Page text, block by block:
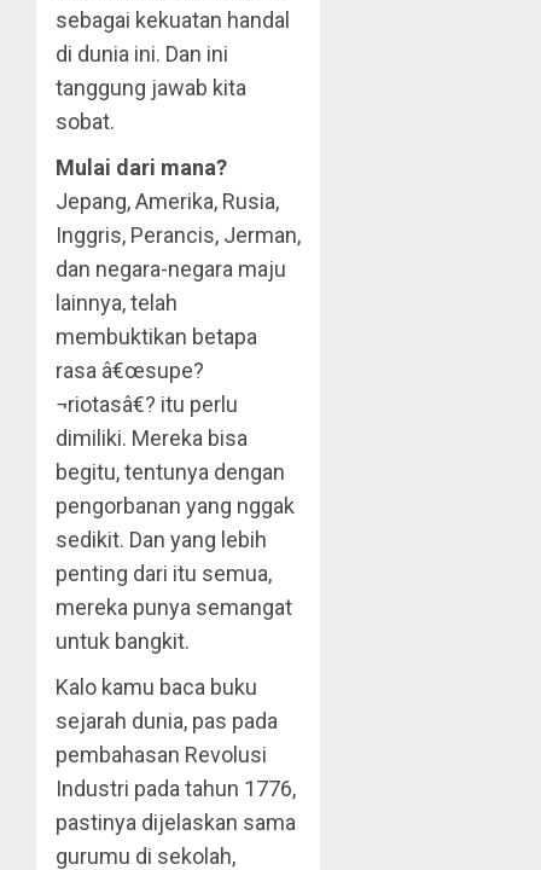
sebagai kekuatan handal
di dunia ini. Dan ini
tanggung jawab kita
sobat.
Mulai dari mana?
Jepang, Amerika, Rusia,
Inggris, Perancis, Jerman,
dan negara-negara maju
lainnya, telah
membuktikan betapa
rasa â€œsupe?
¬riotasâ€? itu perlu
dimiliki. Mereka bisa
begitu, tentunya dengan
pengorbanan yang nggak
sedikit. Dan yang lebih
penting dari itu semua,
mereka punya semangat
untuk bangkit.
Kalo kamu baca buku
sejarah dunia, pas pada
pembahasan Revolusi
Industri pada tahun 1776,
pastinya dijelaskan sama
gurumu di sekolah,